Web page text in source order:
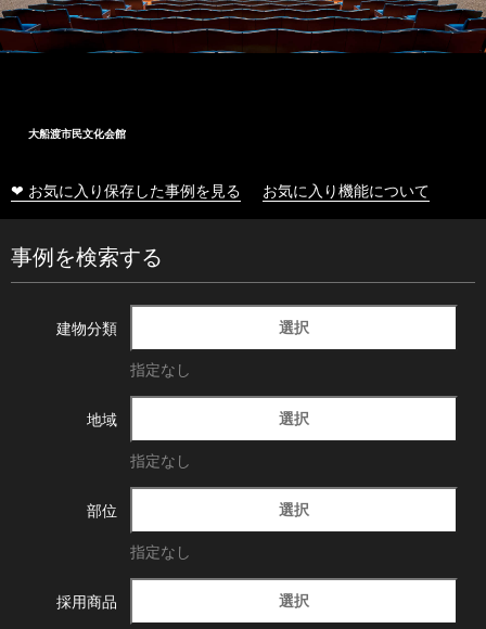
大船渡市民文化会館
❤ お気に入り保存した事例を見る お気に入り機能について
事例を検索する
建物分類 選択
指定なし
地域 選択
指定なし
部位 選択
指定なし
採用商品 選択